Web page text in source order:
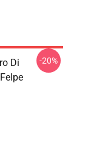
Di
-20%